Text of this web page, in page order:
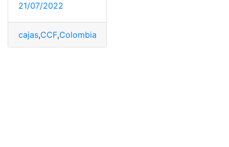
21/07/2022
cajas,CCF,Colombia